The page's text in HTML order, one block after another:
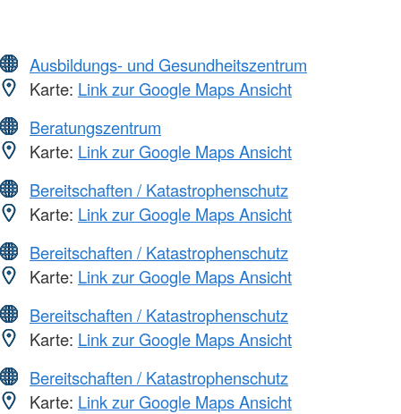
Ausbildungs- und Gesundheitszentrum
Karte: Link zur Google Maps Ansicht
Beratungszentrum
Karte: Link zur Google Maps Ansicht
Bereitschaften / Katastrophenschutz
Karte: Link zur Google Maps Ansicht
Bereitschaften / Katastrophenschutz
Karte: Link zur Google Maps Ansicht
Bereitschaften / Katastrophenschutz
Karte: Link zur Google Maps Ansicht
Bereitschaften / Katastrophenschutz
Karte: Link zur Google Maps Ansicht